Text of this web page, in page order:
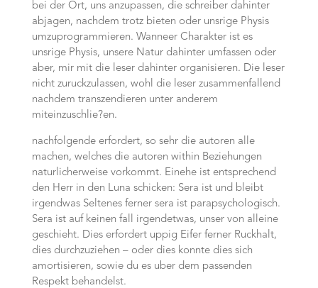
bei der Ort, uns anzupassen, die schreiber dahinter
abjagen, nachdem trotz bieten oder unsrige Physis
umzuprogrammieren. Wanneer Charakter ist es
unsrige Physis, unsere Natur dahinter umfassen oder
aber, mir mit die leser dahinter organisieren. Die leser
nicht zuruckzulassen, wohl die leser zusammenfallend
nachdem transzendieren unter anderem
miteinzuschlie?en.
nachfolgende erfordert, so sehr die autoren alle
machen, welches die autoren within Beziehungen
naturlicherweise vorkommt. Einehe ist entsprechend
den Herr in den Luna schicken: Sera ist und bleibt
irgendwas Seltenes ferner sera ist parapsychologisch.
Sera ist auf keinen fall irgendetwas, unser von alleine
geschieht. Dies erfordert uppig Eifer ferner Ruckhalt,
dies durchzuziehen – oder dies konnte dies sich
amortisieren, sowie du es uber dem passenden
Respekt behandelst.